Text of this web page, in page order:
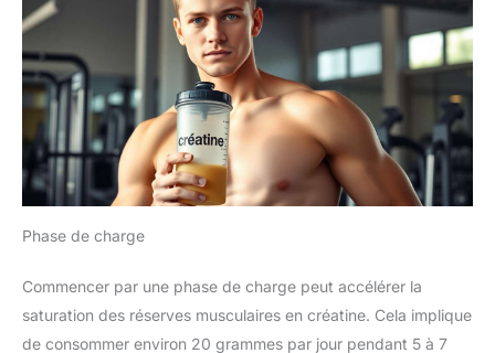
Phase de charge
Commencer par une phase de charge peut accélérer la
saturation des réserves musculaires en créatine. Cela implique
de consommer environ 20 grammes par jour pendant 5 à 7